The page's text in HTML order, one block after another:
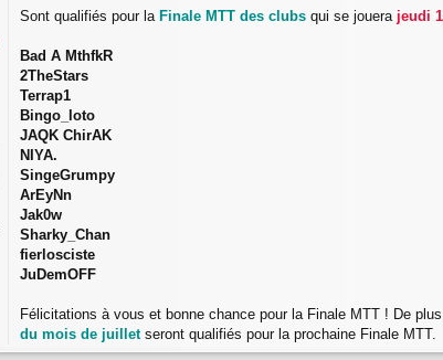
e
g
e
Sont qualifiés pour la Finale MTT des clubs qui se jouera jeudi
Bad A MthfkR
2TheStars
Terrap1
Bingo_loto
JAQK ChirAK
NIYA.
SingeGrumpy
ArEyNn
Jak0w
Sharky_Chan
fierlosciste
JuDemOFF
Félicitations à vous et bonne chance pour la Finale MTT ! De plus,
du mois de juilletseront qualifiés pour la prochaine Finale MTT.